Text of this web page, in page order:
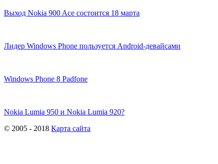
Выход Nokia 900 Ace состоится 18 марта
Лидер Windows Phone пользуется Android-девайсами
Windows Phone 8 Padfone
Nokia Lumia 950 и Nokia Lumia 920?
© 2005 - 2018 Карта сайта